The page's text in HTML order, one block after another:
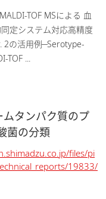
TOF MSによる 血
定システム対応高精度
2の活用例 ̶ Serotype-
TOF ...
ムタンパク質のプ
菌の分類
files/pi
19833/